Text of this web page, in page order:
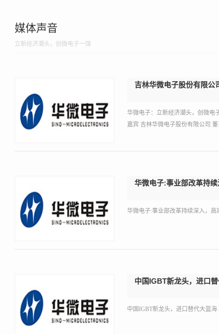
立新经济潮头，创微电子一强
媒体声音
吉林华微电子股份有限公
华微电子：立新经济潮头，创微
嘉宾 吉林华微电子股份有限公司
华微电子:事业部改革持
华微电子:事业部改革持续深入，
中国IGBT新龙头，进口
中国IGBT新龙头，进口替代大蓝